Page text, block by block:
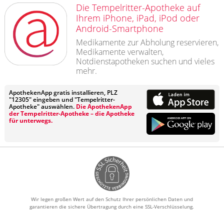
Die Tempelritter-Apotheke auf
Ihrem iPhone, iPad, iPod oder
Android-Smartphone
Medikamente zur Abholung reservieren,
Medikamente verwalten,
Notdienstapotheken suchen und vieles
mehr.
ApothekenApp gratis installieren, PLZ
"12305" eingeben und "Tempelritter-
Apotheke" auswählen. Die ApothekenApp
der Tempelritter-Apotheke – die Apotheke
für unterwegs.
Wir legen großen Wert auf den Schutz Ihrer persönlichen Daten und
garantieren die sichere Übertragung durch eine SSL-Verschlüsselung.